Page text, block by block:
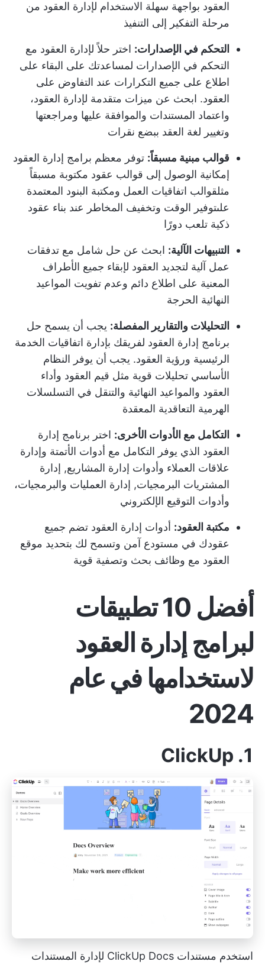
العقود بواجهة سهلة الاستخدام لإدارة العقود من
مرحلة التفكير إلى التنفيذ
التحكم في الإصدارات: اختر حلاً لإدارة العقود مع
التحكم في الإصدارات لمساعدتك على البقاء على
اطلاع على جميع التكرارات عند التفاوض على
العقود. ابحث عن ميزات متقدمة لإدارة العقود،
واعتماد المستندات والموافقة عليها ومراجعتها
وتغيير لغة العقد ببضع نقرات
قوالب مبنية مسبقاً: توفر معظم برامج إدارة العقود
إمكانية الوصول إلى قوالب عقود مكتوبة مسبقاً
مثلقوالب اتفاقيات العمل ومكتبة البنود المعتمدة
علىتوفير الوقت وتخفيف المخاطر عند بناء عقود
ذكية تلعب دورًا
التنبيهات الآلية: ابحث عن حل شامل مع تدفقات
عمل آلية لتجديد العقود لإبقاء جميع الأطراف
المعنية على اطلاع دائم وعدم تفويت المواعيد
النهائية الحرجة
التحليلات والتقارير المفصلة: يجب أن يسمح حل
برنامج إدارة العقود لفريقك بإدارة اتفاقيات الخدمة
الرئيسية ورؤية العقود. يجب أن يوفر النظام
الأساسي تحليلات قوية مثل قيم العقود وأداء
العقود والمواعيد النهائية والتنقل في التسلسلات
الهرمية التعاقدية المعقدة
التكامل مع الأدوات الأخرى: اختر برنامج إدارة
العقود الذي يوفر التكامل مع أدوات الأتمتة وإدارة
علاقات العملاء وأدوات إدارة المشاريع, إدارة
المشتريات البرمجيات, إدارة العمليات والبرمجيات،
وأدوات التوقيع الإلكتروني
مكتبة العقود: أدوات إدارة العقود تضم جميع
عقودك في مستودع آمن وتسمح لك بتحديد موقع
العقود مع وظائف بحث وتصفية قوية
أفضل 10 تطبيقات
لبرامج إدارة العقود
لاستخدامها في عام
2024
1. ClickUp
استخدم مستندات ClickUp Docs لإدارة المستندات